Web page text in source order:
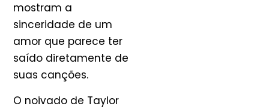
mostram a
sinceridade de um
amor que parece ter
saído diretamente de
suas canções.
O noivado de Taylor